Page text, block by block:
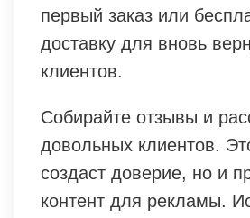
первый заказ или
доставку для вновь
клиентов.
Собирайте отзывы и
довольных клиентов.
создаст доверие, но и
контент для рекламы.